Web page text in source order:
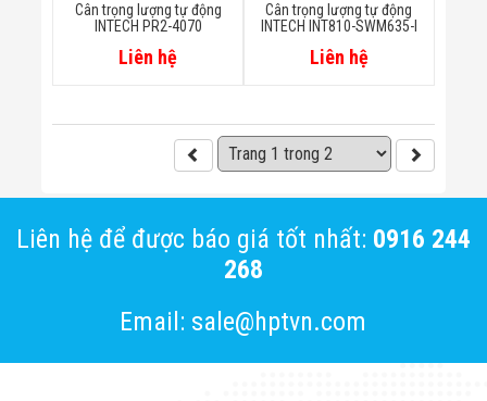
Cân trọng lượng tự động
INTECH PR2-4070
Liên hệ
Cân trọng lượng tự động
INTECH INT810-SWM635-I
Liên hệ
Liên hệ để được báo giá tốt nhất: 0916 244
268
Email: sale@hptvn.com